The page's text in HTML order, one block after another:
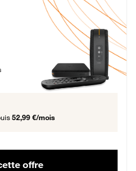
57,99 € par mois, Engagement 12 mois
52,99 €/mois
offre